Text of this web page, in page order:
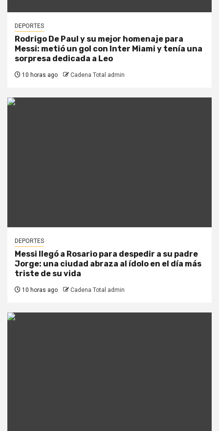
DEPORTES
Rodrigo De Paul y su mejor homenaje para
Messi: metió un gol con Inter Miami y tenía una
sorpresa dedicada a Leo
10 horas ago Cadena Total admin
DEPORTES
Messi llegó a Rosario para despedir a su padre
Jorge: una ciudad abraza al ídolo en el día más
triste de su vida
10 horas ago Cadena Total admin